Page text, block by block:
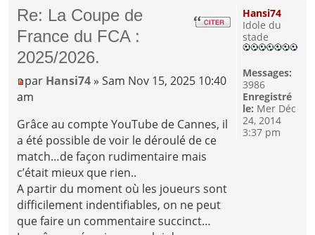
Re: La Coupe de
France du FCA :
2025/2026.
par Hansi74 » Sam Nov 15, 2025 10:40
am
Grâce au compte YouTube de Cannes, il
a été possible de voir le déroulé de ce
match…de façon rudimentaire mais
c’était mieux que rien..
A partir du moment où les joueurs sont
difficilement indentifiables, on ne peut
que faire un commentaire succinct…
Hansi74
Idole du
stade
Messages:
3986
Enregistré
le: Mer Déc
24, 2014
3:37 pm